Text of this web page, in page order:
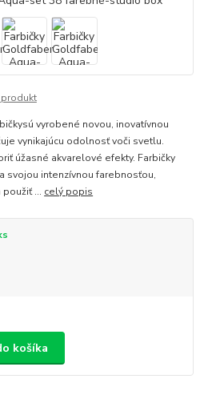
vyrobené novou, inovatívnou
vynikajúcu odolnosť voči svetlu.
úžasné akvarelové efekty. Farbičky
svojou intenzívnou farebnosťou,
... celý popis
košíka